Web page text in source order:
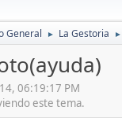
General ► La Gestoria ►
06:19:17 PM
este tema.